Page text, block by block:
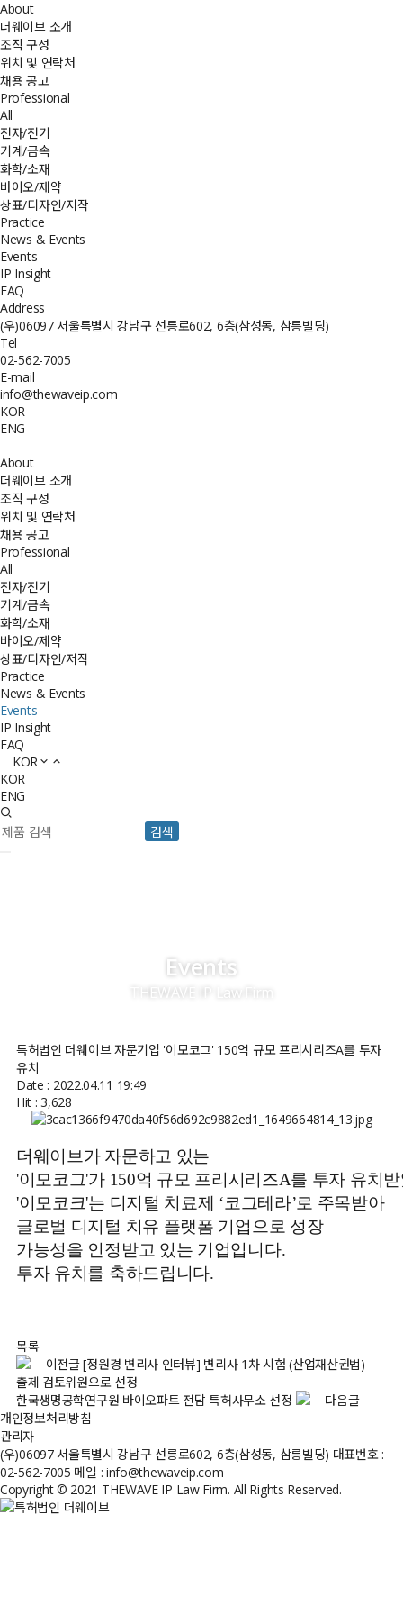
About
더웨이브 소개
조직 구성
위치 및 연락처
채용 공고
Professional
All
전자/전기
기계/금속
화학/소재
바이오/제약
상표/디자인/저작
Practice
News & Events
Events
IP Insight
FAQ
Address
(우)06097 서울특별시 강남구 선릉로602, 6층(삼성동, 삼릉빌딩)
Tel
02-562-7005
E-mail
info@thewaveip.com
KOR
ENG
About
더웨이브 소개
조직 구성
위치 및 연락처
채용 공고
Professional
All
전자/전기
기계/금속
화학/소재
바이오/제약
상표/디자인/저작
Practice
News & Events
Events
IP Insight
FAQ
KOR
KOR
ENG
검색
Events
THEWAVE IP Law Firm
특허법인 더웨이브 자문기업 '이모코그' 150억 규모 프리시리즈A를 투자
유치
Date : 2022.04.11 19:49
Hit : 3,628
더웨이브가 자문하고 있는
'이모코그'가 150억 규모 프리시리즈A를 투자 유치
'이모코크'는 디지털 치료제 ‘코그테라’로 주목받아
글로벌 디지털 치유 플랫폼 기업으로 성장
가능성을 인정받고 있는 기업입니다.
투자 유치를 축하드립니다.
목록
이전글[정원경 변리사 인터뷰] 변리사 1차 시험 (산업재산권법)
출제 검토위원으로 선정
한국생명공학연구원 바이오파트 전담 특허사무소 선정
다음글
개인정보처리방침
관리자
(우)06097 서울특별시 강남구 선릉로602, 6층(삼성동, 삼릉빌딩) 대표번호 :
02-562-7005 메일 : info@thewaveip.com
Copyright © 2021 THEWAVE IP Law Firm. All Rights Reserved.